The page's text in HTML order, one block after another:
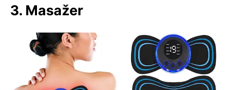
3. Masažer